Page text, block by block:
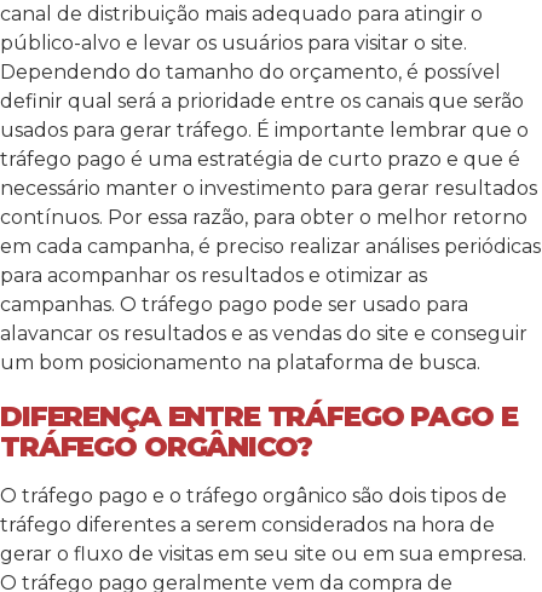
canal de distribuição mais adequado para atingir o
público-alvo e levar os usuários para visitar o site.
Dependendo do tamanho do orçamento, é possível
definir qual será a prioridade entre os canais que serão
usados para gerar tráfego. É importante lembrar que o
tráfego pago é uma estratégia de curto prazo e que é
necessário manter o investimento para gerar resultados
contínuos. Por essa razão, para obter o melhor retorno
em cada campanha, é preciso realizar análises periódicas
para acompanhar os resultados e otimizar as
campanhas. O tráfego pago pode ser usado para
alavancar os resultados e as vendas do site e conseguir
um bom posicionamento na plataforma de busca.
DIFERENÇA ENTRE TRÁFEGO PAGO E
TRÁFEGO ORGÂNICO?
O tráfego pago e o tráfego orgânico são dois tipos de
tráfego diferentes a serem considerados na hora de
gerar o fluxo de visitas em seu site ou em sua empresa.
O tráfego pago geralmente vem da compra de